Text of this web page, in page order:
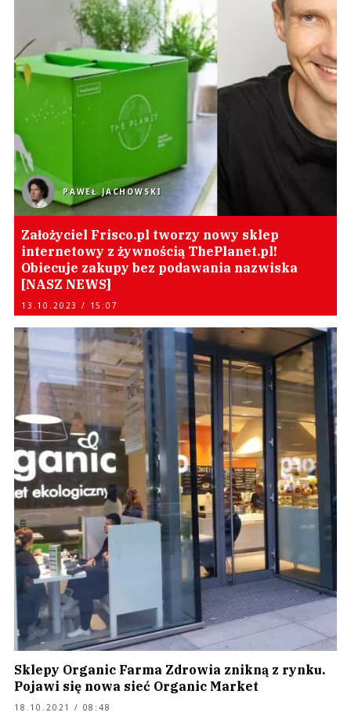
PAWEŁ JACHOWSKI
Założyciel Frisco.pl tworzy nowy sklep
internetowy z żywnością ThePlanet.pl!
Obiecuje zakupy bez podawania nazwiska
[NASZ NEWS]
13.10.2023 / 15:07
Sklepy Organic Farma Zdrowia znikną z rynku.
Pojawi się nowa sieć Organic Market
18.10.2021 / 08:48